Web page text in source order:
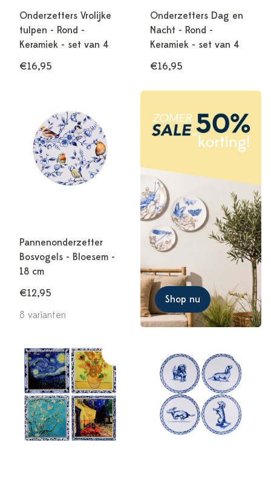
Onderzetters Vrolijke
tulpen - Rond -
Keramiek - set van 4
€16,95
Onderzetters Dag en
Nacht - Rond -
Keramiek - set van 4
€16,95
Pannenonderzetter
Bosvogels - Bloesem -
18 cm
€12,95
8 varianten
Shop nu